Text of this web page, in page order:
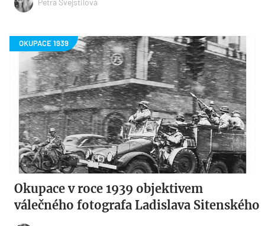
Okupace v roce 1939 objektivem
válečného fotografa Ladislava Sitenského